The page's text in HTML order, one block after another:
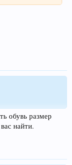
обувь размер
найти.